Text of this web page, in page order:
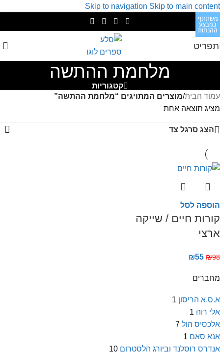
Skip to navigation Skip to main content
תפריט
מלחמת ההתשה
קטגוריות
מחברים
א.ס.א הריסון 1
אלי רוה 1
אלכסיס הול 7
אנא סאם 1
אנדרס רוסלנד וביורג הלסטרום 10
עמוד הבית/מוצרים המתויגים “מלחמת ההתשה”
מציג תוצאה אחת
הצג סרגל צד
משתתף
במבצע
ההנחות
הוספה לסל
קורות חיים / שייקה
ארצי
₪98
₪55